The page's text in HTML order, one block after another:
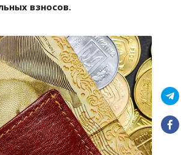
взносов.